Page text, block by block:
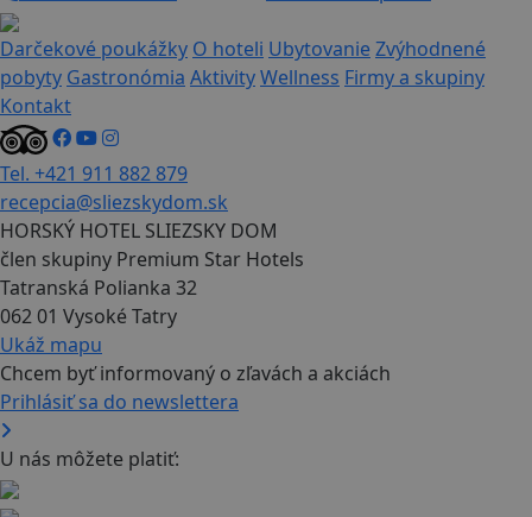
Darčekové poukážky O hoteli UbytovanieZvýhodnené
pobyty Gastronómia AktivityWellness Firmy a skupiny
Kontakt
Tel. +421 911 882 879
recepcia@sliezskydom.sk
HORSKÝ HOTEL SLIEZSKY DOM
člen skupiny Premium Star Hotels
Tatranská Polianka 32
062 01 Vysoké Tatry
Ukáž mapu
Chcem byť informovaný o zľavách a akciách
Prihlásiť sa do newslettera
U nás môžete platiť: